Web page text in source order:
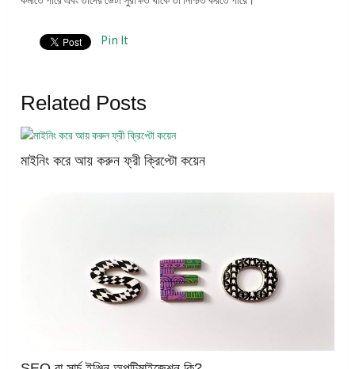
Pin It
Related Posts
মাইনিং করে আয় করুন ফ্রী ক্রিপ্টো কয়েন